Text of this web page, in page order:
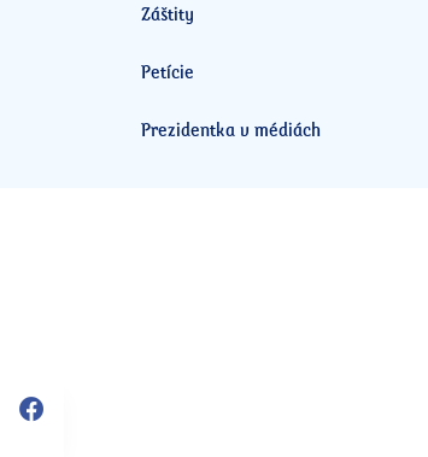
Záštity
Petície
Prezidentka v médiách
Facebook